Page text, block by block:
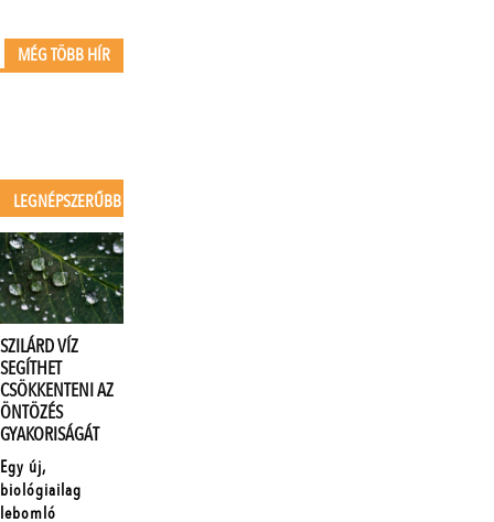
MÉG TÖBB HÍR
LEGNÉPSZERŰBB